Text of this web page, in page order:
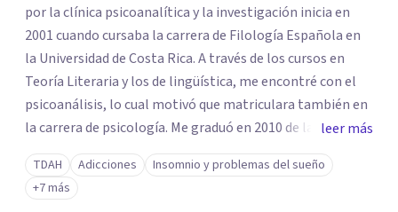
por la clínica psicoanalítica y la investigación inicia en
2001 cuando cursaba la carrera de Filología Española en
la Universidad de Costa Rica. A través de los cursos en
Teoría Literaria y los de lingüística, me encontré con el
psicoanálisis, lo cual motivó que matriculara también en
la carrera de psicología. Me graduó en 2010 de la carrera
de Licenciatura en Psicología en Universidad Autónoma
de Centroamérica (UACA) y en 2013 de la Maestría en
Psicología con Énfasis en Clínica Psicoanalítica enla
leer más
TDAH Adicciones
Insomnio y problemas del sueño
+7 más